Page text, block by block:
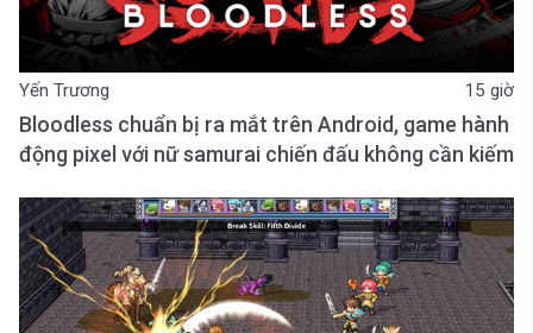
Yến Trương 15 giờ
Bloodless chuẩn bị ra mắt trên Android, game hành
động pixel với nữ samurai chiến đấu không cần kiếm